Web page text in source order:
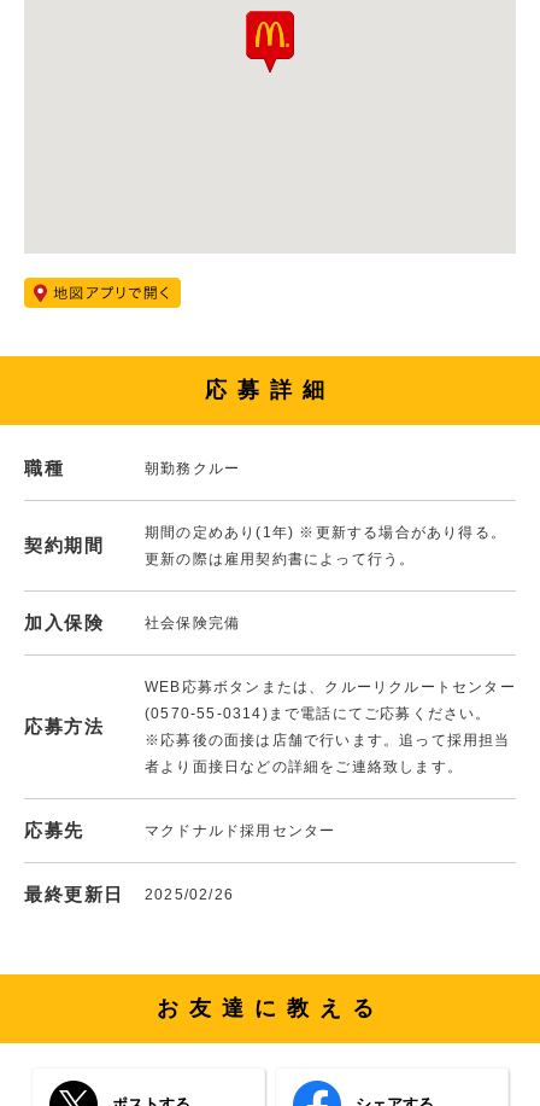
応募詳細
職種 朝勤務クルー
契約期間
期間の定めあり(1年) ※更新する場合があり得る。
更新の際は雇用契約書によって行う。
加入保険 社会保険完備
応募方法
WEB応募ボタンまたは、クルーリクルートセンター
(0570-55-0314)まで電話にてご応募ください。
※応募後の面接は店舗で行います。追って採用担当
者より面接日などの詳細をご連絡致します。
応募先 マクドナルド採用センター
最終更新日 2025/02/26
お友達に教える